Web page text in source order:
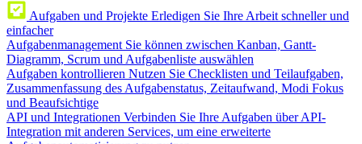
Aufgaben und Projekte Erledigen Sie Ihre Arbeit schneller und
einfacher
Aufgabenmanagement Sie können zwischen Kanban, Gantt-
Diagramm, Scrum und Aufgabenliste auswählen
Aufgaben kontrollieren Nutzen Sie Checklisten und Teilaufgaben,
Zusammenfassung des Aufgabenstatus, Zeitaufwand, Modi Fokus
und Beaufsichtige
API und Integrationen Verbinden Sie Ihre Aufgaben über API-
Integration mit anderen Services, um eine erweiterte